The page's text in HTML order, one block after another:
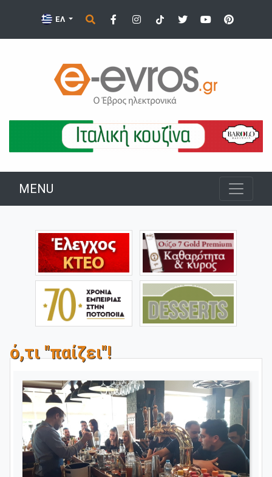
ΕΛ
MENU
ό,τι "παίζει"!